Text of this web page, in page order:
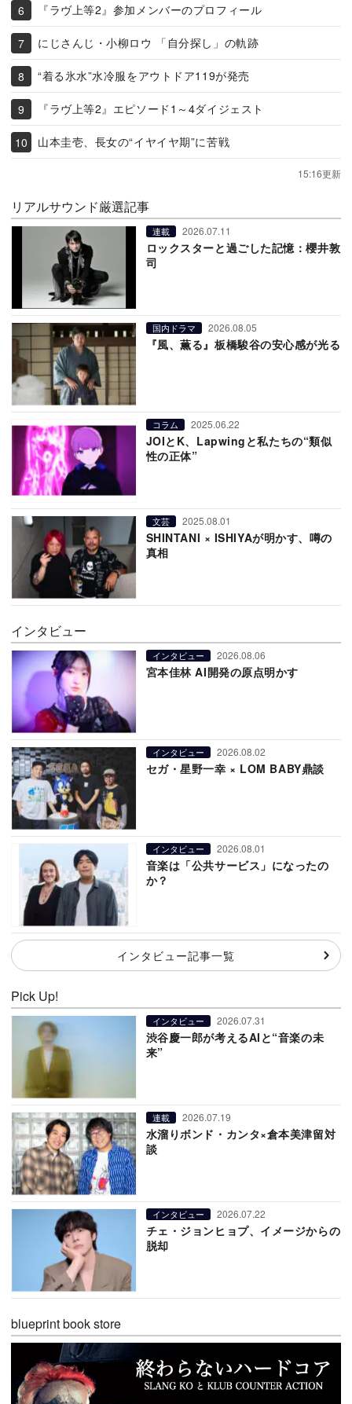
『ラヴ上等2』参加メンバーのプロフィール
にじさんじ・小柳ロウ 「自分探し」の軌跡
“着る氷水”水冷服をアウトドア119が発売
『ラヴ上等2』エピソード1～4ダイジェスト
山本圭壱、長女の“イヤイヤ期”に苦戦
15:16更新
リアルサウンド厳選記事
連載 2026.07.11
ロックスターと過ごした記憶：櫻井敦
司
国内ドラマ 2026.08.05
『風、薫る』板橋駿谷の安心感が光る
コラム 2025.06.22
JOIとK、Lapwingと私たちの“類似
性の正体”
文芸 2025.08.01
SHINTANI × ISHIYAが明かす、噂の
真相
インタビュー
インタビュー 2026.08.06
宮本佳林 AI開発の原点明かす
インタビュー 2026.08.02
セガ・星野一幸 × LOM BABY鼎談
インタビュー 2026.08.01
音楽は「公共サービス」になったの
か？
インタビュー記事一覧
Pick Up!
インタビュー 2026.07.31
渋谷慶一郎が考えるAIと“音楽の未
来”
連載 2026.07.19
水溜りボンド・カンタ×倉本美津留対
談
インタビュー 2026.07.22
チェ・ジョンヒョプ、イメージからの
脱却
blueprint book store